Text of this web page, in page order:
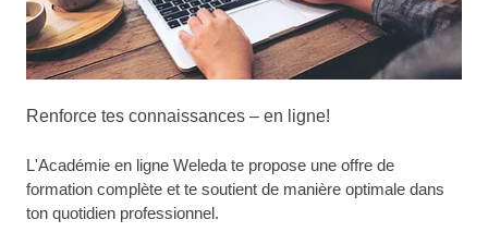
Renforce tes connaissances – en ligne!
L'Académie en ligne Weleda te propose une offre de
formation complète et te soutient de manière optimale dans
ton quotidien professionnel.